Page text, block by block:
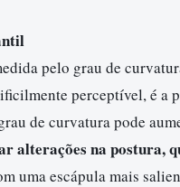
pelo grau de
perceptível, é a
de curvatura pode
alterações na postura,
uma escápula mais